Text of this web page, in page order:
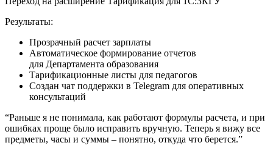
Результаты:
Прозрачный расчет зарплаты
Автоматическое формирование отчетов
для Департамента образования
Тарификационные листы для педагогов
Создан чат поддержки в Telegram для оперативных
консультаций
“Раньше я не понимала, как работают формулы расчета, и при
ошибках проще было исправить вручную. Теперь я вижу все
предметы, часы и суммы – понятно, откуда что берется.”